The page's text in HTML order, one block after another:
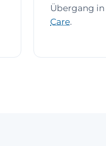
Übergang in
Care.